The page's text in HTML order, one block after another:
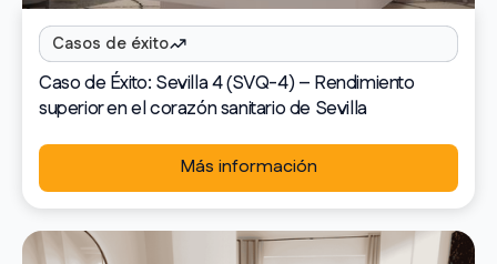
Casos de éxito
Caso de Éxito: Sevilla 4 (SVQ-4) – Rendimiento
superior en el corazón sanitario de Sevilla
Más información